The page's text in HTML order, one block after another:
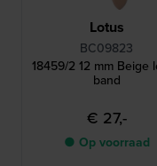
Lotus
BC09823
18459/2 12 mm Beige leren
band
€ 27,-
● Op voorraad